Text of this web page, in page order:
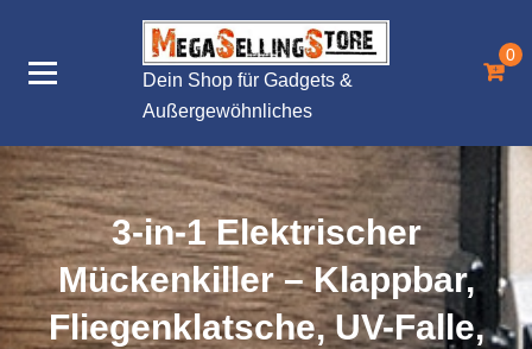
springen
Dein Shop für Gadgets &
Außergewöhnliches
0
3-in-1 Elektrischer
Mückenkiller – Klappbar,
Fliegenklatsche, UV-Falle,